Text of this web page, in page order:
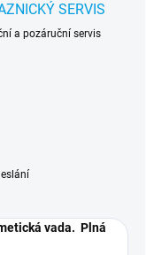
SERVIS
a pozáruční servis
vada. Plná